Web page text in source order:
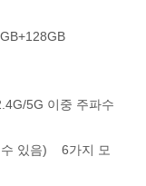
5G 이중 주파수
수 있음) 6가지 모